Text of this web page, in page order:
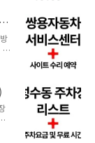
예